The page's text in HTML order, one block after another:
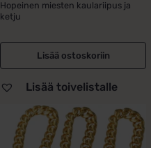
hinta
oli:
179,00 €.
hinta
on:
119,00 €.
Hopeinen miesten kaulariipus ja
ketju
Lisää ostoskoriin
Lisää toivelistalle
tuotteella